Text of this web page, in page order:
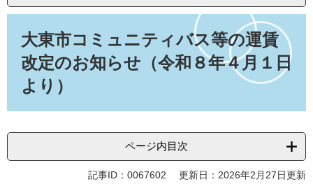
大東市コミュニティバス等の運賃
改定のお知らせ（令和８年４月１日
より）
ページ内目次
記事ID：0067602 更新日：2026年2月27日更新